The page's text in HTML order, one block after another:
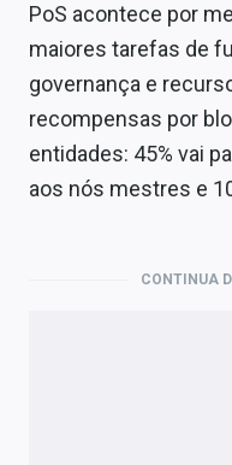
PoS acontece por
maiores tarefas de
governança e
recompensas por
entidades: 45% vai
aos nós mestres e
CONTINUA